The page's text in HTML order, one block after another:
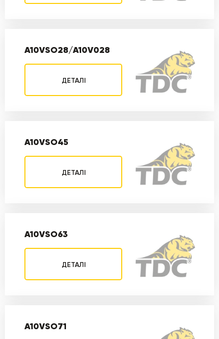
A10VSO28/A10V028
ДЕТАЛІ
A10VSO45
ДЕТАЛІ
A10VSO63
ДЕТАЛІ
A10VSO71